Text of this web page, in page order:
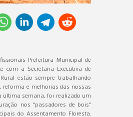
Prefeitura Municipal de
com a Secretaria Executiva de
estão sempre trabalhando
reforma e melhorias das nossas
última semana, foi realizado um
nos “passadores de bois”
do Assentamento Floresta.